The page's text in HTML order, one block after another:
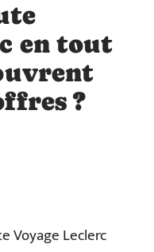
en tout
?
Voyage Leclerc